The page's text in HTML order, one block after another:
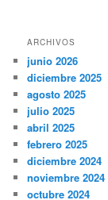
ARCHIVOS
junio 2026
diciembre 2025
agosto 2025
julio 2025
abril 2025
febrero 2025
diciembre 2024
noviembre 2024
octubre 2024